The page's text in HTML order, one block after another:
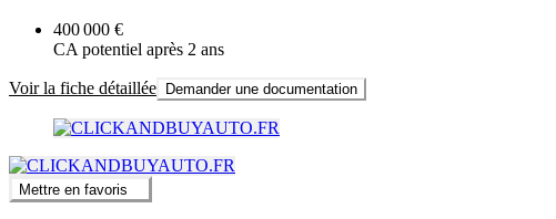
400 000 €
CA potentiel après 2 ans
Voir la fiche détaillée Demander une documentation
Mettre en favoris